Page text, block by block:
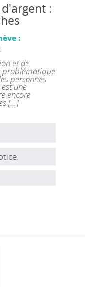
:
:
et de
problématique
personnes
une
encore
[...]